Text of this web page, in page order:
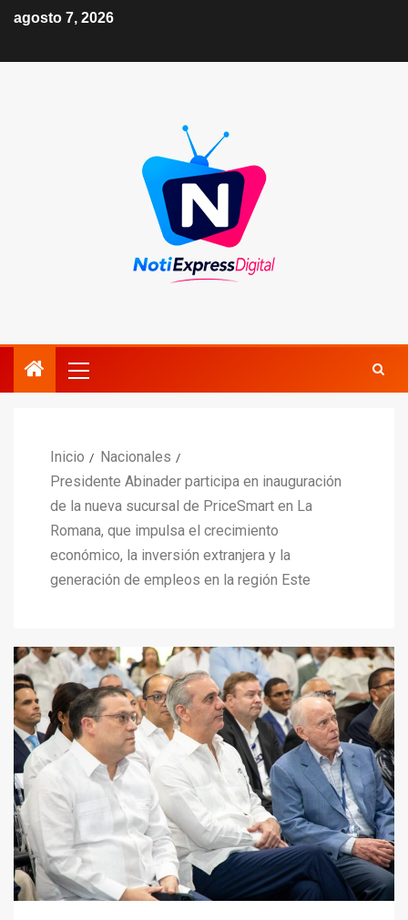
agosto 7, 2026
Inicio
Nacionales
Presidente Abinader participa en inauguración
de la nueva sucursal de PriceSmart en La
Romana, que impulsa el crecimiento
económico, la inversión extranjera y la
generación de empleos en la región Este